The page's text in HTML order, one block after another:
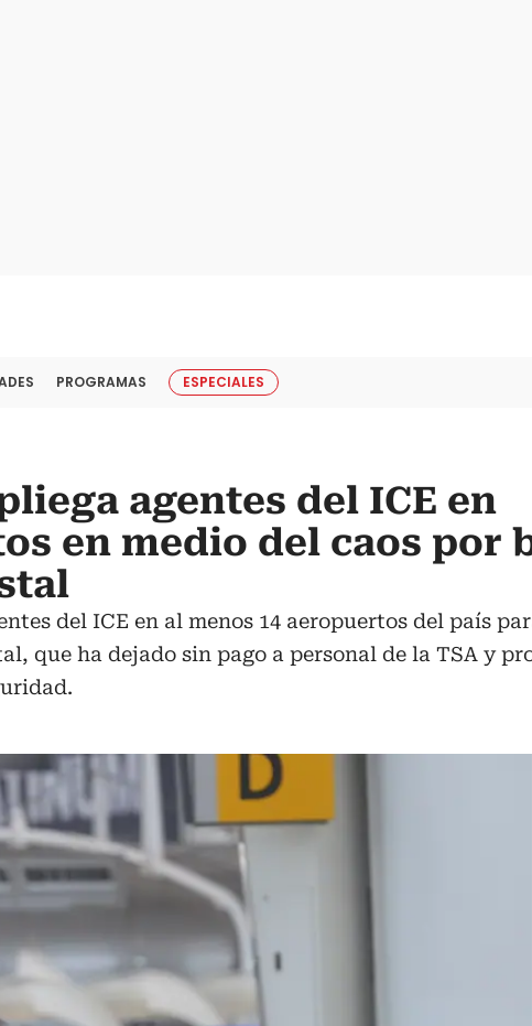
PROGRAMAS ESPECIALES
agentes del ICE en
en medio del caos por
del ICE en al menos 14 aeropuertos del país
que ha dejado sin pago a personal de la TSA y